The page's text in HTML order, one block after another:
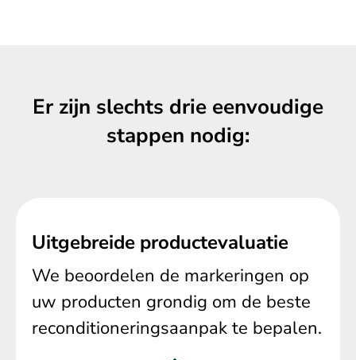
Er zijn slechts drie eenvoudige
stappen nodig:
Uitgebreide productevaluatie
We beoordelen de markeringen op
uw producten grondig om de beste
reconditioneringsaanpak te bepalen.